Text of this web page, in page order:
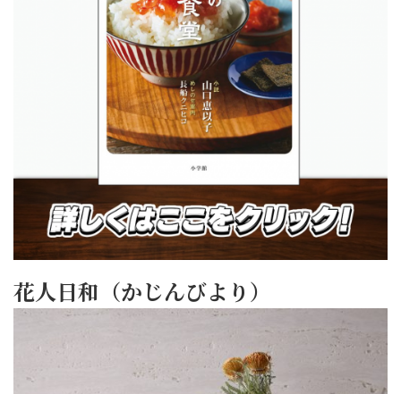
花人日和（かじんびより）